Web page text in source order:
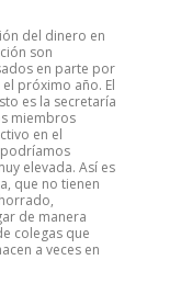
del dinero en
son
en parte por
próximo año. El
es la secretaría
miembros
en el
elevada. Así es
que no tienen
de manera
colegas que
a veces en